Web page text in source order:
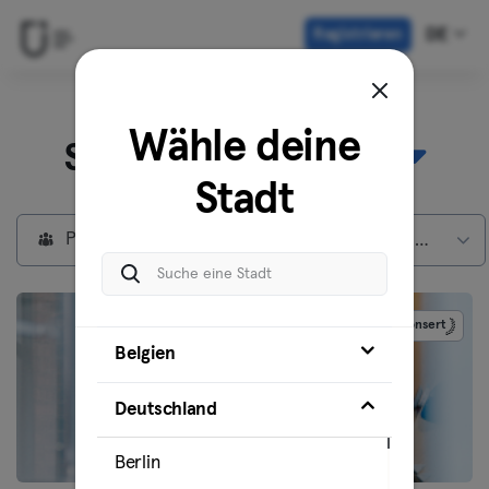
Registrieren
Entdecke unsere
Standorte inBerlin
Privatmitglieder Max Mitgliedschaft
Gesponsert
Wähle deine
Stadt
Belgien
Deutschland
Berlin